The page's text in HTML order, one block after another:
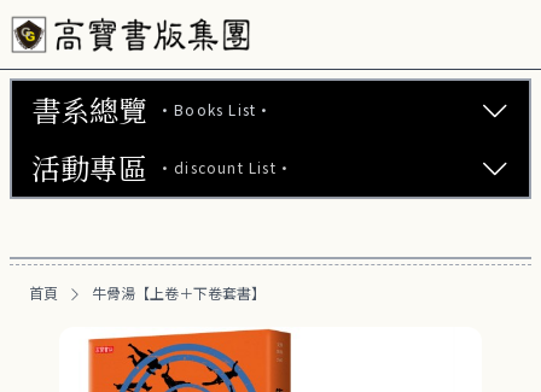
書系總覽 ·Books List·
文學小說 (737)
商業財經 (101)
醫療保健 (54)
活動專區 ·discount List·
【2本7折】高寶小說系列全圖鑑書展
【2套7折】高寶小說系列全圖鑑書展
首頁 牛骨湯【上卷＋下卷套書】